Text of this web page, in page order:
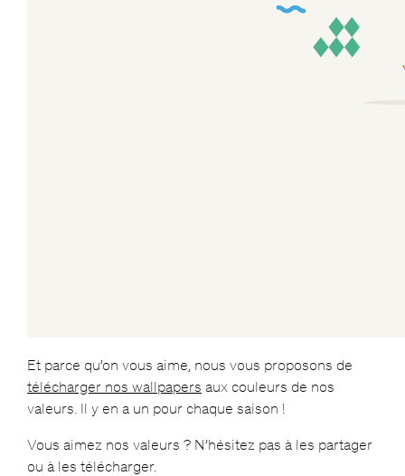
Et parce qu’on vous aime, nous vous proposons de
télécharger nos wallpapers aux couleurs de nos
valeurs. Il y en a un pour chaque saison !
Vous aimez nos valeurs ? N’hésitez pas à les partager
ou à les télécharger.